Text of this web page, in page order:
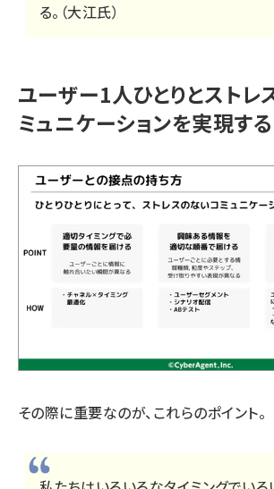
る。（大江氏）
ユーザー1人ひとりとストレ
ミュニケーションを実現す
その際に重要なのが、これらのポイント。